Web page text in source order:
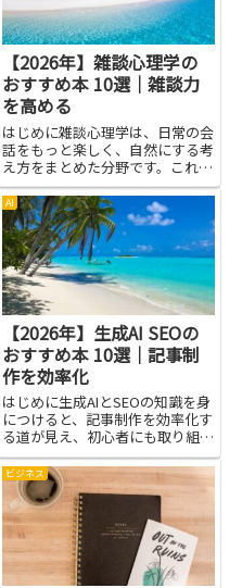
【2026年】雑談心理学の
おすすめ本 10選｜雑談力
を高める
はじめに雑談心理学は、日常の会
話をもっと楽しく、自然にする考
え方をまとめた分野です。これを
学ぶと、友だちや同僚との会話が
スムーズになり、緊張しやすい場
面でも自分の言葉を伝えやすくな
ります。話を聴く力、相手の気持
ちを読み取るコツ、質問のしか
た...
AI
【2026年】生成AI SEOの
おすすめ本 10選｜記事制
作を効率化
はじめに生成AIとSEOの知識を身
につけると、記事制作を効率化す
る道が見え、初心者にも取り組み
やすくなります。文章を作るAI
は、アイデア出しのヒントをく
れ、同じ表現のくり返しを減らす
手助けをします。検索のコツを意
識して書く練習をすれば、読者...
ビジネス